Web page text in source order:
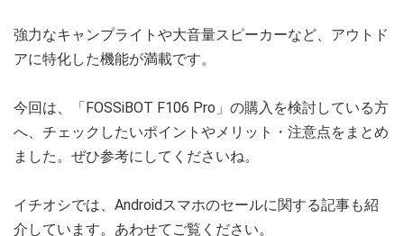
強力なキャンプライトや大音量スピーカーなど、アウトド
アに特化した機能が満載です。
今回は、「FOSSiBOT F106 Pro」の購入を検討している方
へ、チェックしたいポイントやメリット・注意点をまとめ
ました。ぜひ参考にしてくださいね。
イチオシでは、Androidスマホのセールに関する記事も紹
介しています。あわせてご覧ください。